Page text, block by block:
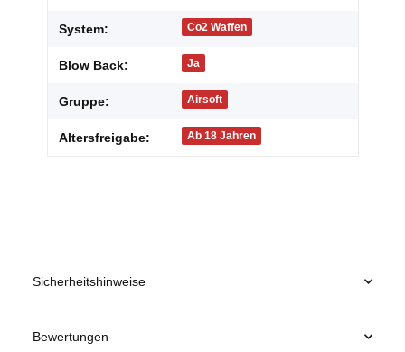
System: Co2 Waffen
Blow Back: Ja
Gruppe: Airsoft
Altersfreigabe: Ab 18 Jahren
Sicherheitshinweise
Bewertungen